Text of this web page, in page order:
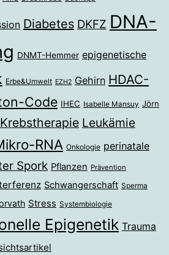
Diabetes DKFZ DNA-
DNMT-Hemmer epigenetische
Erbe&Umwelt EZH2 Gehirn HDAC-
Code IHEC Isabelle Mansuy Jörn
Krebstherapie Leukämie
RNA Onkologie perinatale
Spork Pflanzen Prävention
Schwangerschaft Sperma
Stress Systembiologie
Epigenetik Trauma